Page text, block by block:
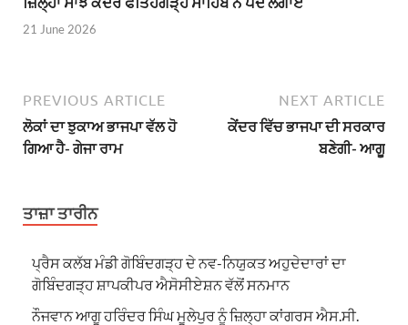
21 June 2026
PREVIOUS ARTICLE
ਲੋਕਾਂ ਦਾ ਝੁਕਾਅ ਭਾਜਪਾ ਵੱਲ ਹੋ
ਗਿਆ ਹੈ- ਗੇਜਾ ਰਾਮ
NEXT ARTICLE
ਕੇਂਦਰ ਵਿੱਚ ਭਾਜਪਾ ਦੀ ਸਰਕਾਰ
ਬਣੇਗੀ- ਆਗੂ
ਤਾਜ਼ਾ ਤਾਰੀਨ
ਪ੍ਰੈਸ ਕਲੱਬ ਮੰਡੀ ਗੋਬਿੰਦਗੜ੍ਹ ਦੇ ਨਵ-ਨਿਯੁਕਤ ਅਹੁਦੇਦਾਰਾਂ ਦਾ
ਗੋਬਿੰਦਗੜ੍ਹ ਸ਼ਾਪਕੀਪਰ ਐਸੋਸੀਏਸ਼ਨ ਵੱਲੋਂ ਸਨਮਾਨ
ਨੌਜਵਾਨ ਆਗੂ ਹਰਿੰਦਰ ਸਿੰਘ ਮੂਲੇਪੁਰ ਨੂੰ ਜ਼ਿਲ੍ਹਾ ਕਾਂਗਰਸ ਐਸ.ਸੀ.